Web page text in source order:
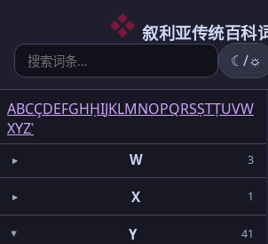
叙利亚传统百科
☾/☼
ABCÇDEFGHḤIJKLMNOPQRSṢTṬUVW
XYZʿ
Ṭ 2
U
W 3
X 1
Y 41